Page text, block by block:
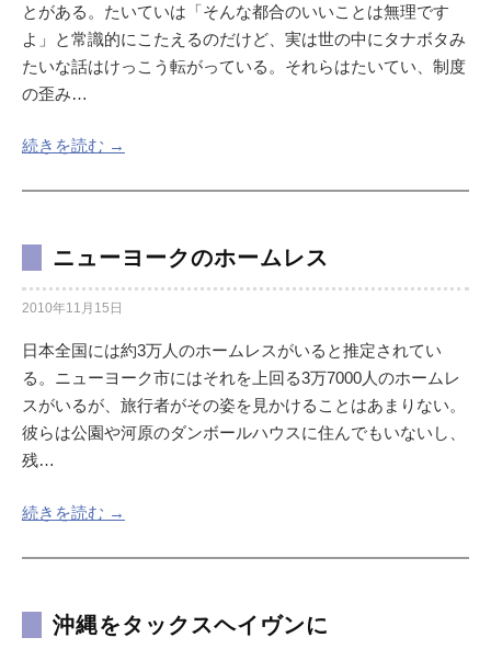
とがある。たいていは「そんな都合のいいことは無理です
よ」と常識的にこたえるのだけど、実は世の中にタナボタみ
たいな話はけっこう転がっている。それらはたいてい、制度
の歪み…
続きを読む →
ニューヨークのホームレス
2010年11月15日
日本全国には約3万人のホームレスがいると推定されてい
る。ニューヨーク市にはそれを上回る3万7000人のホームレ
スがいるが、旅行者がその姿を見かけることはあまりない。
彼らは公園や河原のダンボールハウスに住んでもいないし、
残…
続きを読む →
沖縄をタックスヘイヴンに